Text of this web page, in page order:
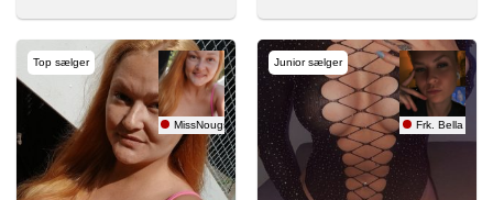
Top sælger
MissNougs
Junior sælger
Frk. Bella